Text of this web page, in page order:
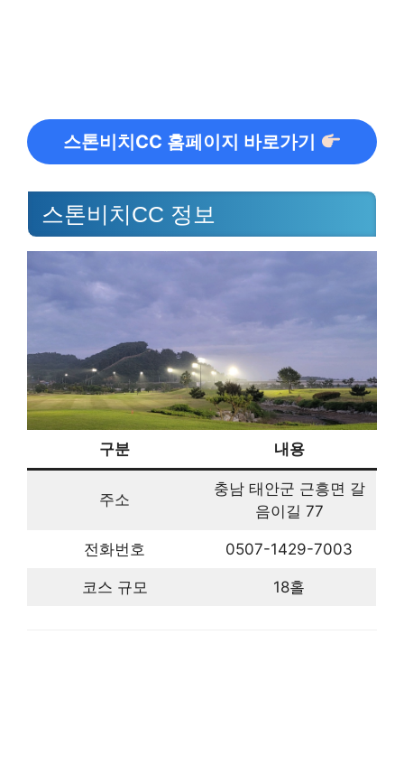
스톤비치CC 홈페이지 바로가기
스톤비치CC 정보
구분 내용
주소
충남 태안군 근흥면 갈
음이길 77
전화번호 0507-1429-7003
코스 규모 18홀